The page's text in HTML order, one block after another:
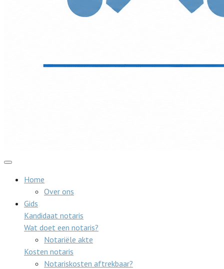
Home
Over ons
Gids
Kandidaat notaris
Wat doet een notaris?
Notariële akte
Kosten notaris
Notariskosten aftrekbaar?